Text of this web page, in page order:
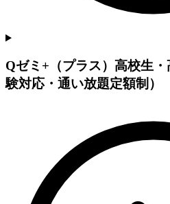
Qゼミ+（プラス）高校生
験対応・通い放題定額制）